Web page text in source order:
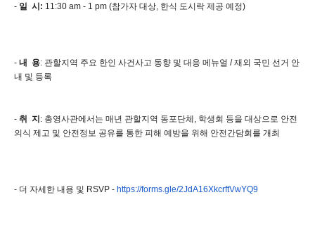
- 일 시: 11:30 am - 1 pm (참가자 대상, 한식 도시락 제공 예정)
- 내 용: 관할지역 주요 한인 사건사고 동향 및 대응 메뉴얼 / 재외 국민 선거 안
내 및 등록
- 취 지: 총영사관에서는 매년 관할지역 동포단체, 학생회 등을 대상으로 안전
의식 제고 및 안전정보 공유를 통한 피해 예방을 위해 안전간담회를 개최
- 더 자세한 내용 및 RSVP - https://forms.gle/2JdA16XkcrftVwYQ9